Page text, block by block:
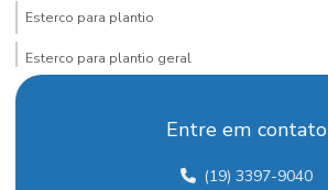
Esterco para plantio
Esterco para plantio geral
Fertilizante para mudas
Flores ornamentais em campinas
Entre em contato
(19) 3397-9040